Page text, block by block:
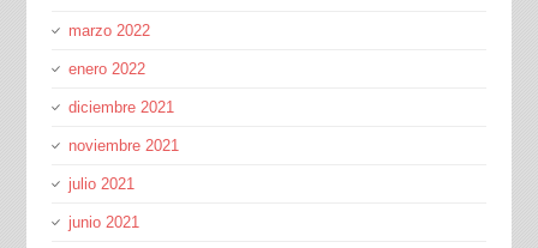
marzo 2022
enero 2022
diciembre 2021
noviembre 2021
julio 2021
junio 2021